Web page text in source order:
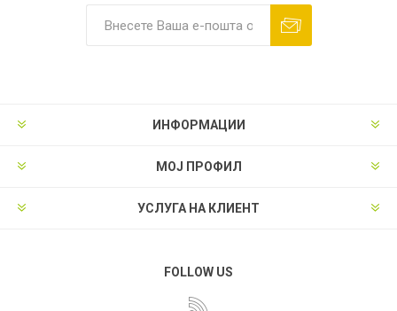
ИНФОРМАЦИИ
МОЈ ПРОФИЛ
УСЛУГА НА КЛИЕНТ
FOLLOW US